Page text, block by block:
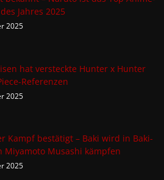
Jahres 2025
2025
hat versteckte Hunter x Hunter
Referenzen
2025
Kampf bestätigt – Baki wird in Baki-
Miyamoto Musashi kämpfen
2025